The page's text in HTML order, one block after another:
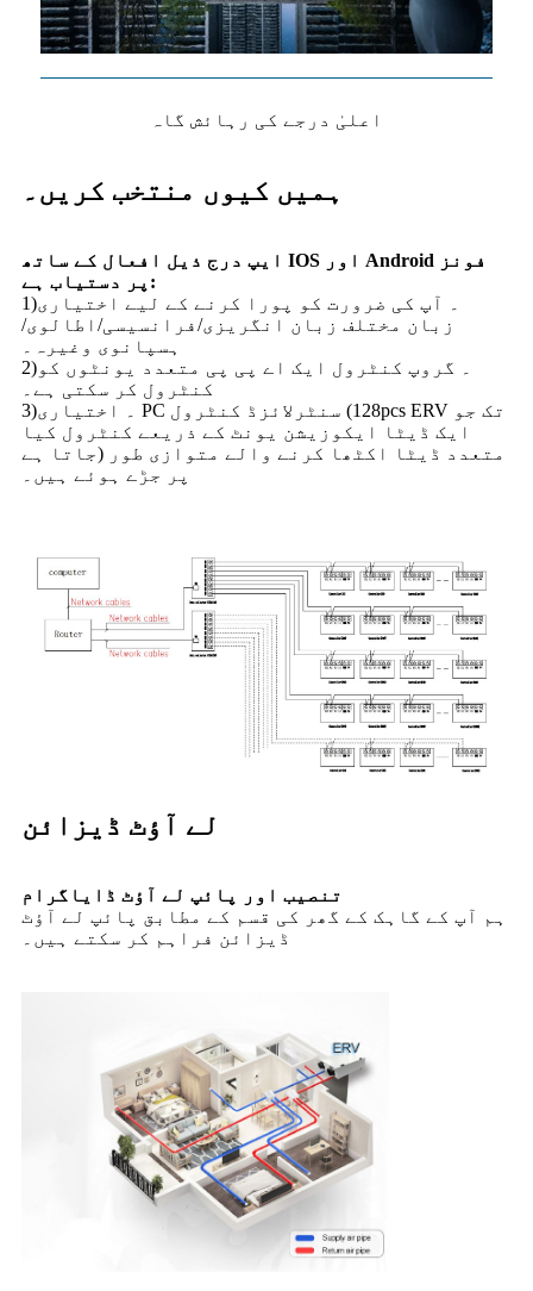
اعلیٰ درجے کی رہائش گاہ
ہمیں کیوں منتخب کریں۔
ایپ درج ذیل افعال کے ساتھ IOS اور Android فونز
پر دستیاب ہے:
1)۔ آپ کی ضرورت کو پورا کرنے کے لیے اختیاری
زبان مختلف زبان انگریزی/فرانسیسی/اطالوی/
ہسپانوی وغیرہ۔
2)۔ گروپ کنٹرول ایک اے پی پی متعدد یونٹوں کو
کنٹرول کر سکتی ہے۔
3)۔ اختیاری PC سنٹرلائزڈ کنٹرول (128pcs ERV تک جو
ایک ڈیٹا ایکوزیشن یونٹ کے ذریعے کنٹرول کیا
جاتا ہے) متعدد ڈیٹا اکٹھا کرنے والے متوازی طور
پر جڑے ہوئے ہیں۔
لے آؤٹ ڈیزائن
تنصیب اور پائپ لے آؤٹ ڈایاگرام
ہم آپ کے گاہک کے گھر کی قسم کے مطابق پائپ لے آؤٹ
ڈیزائن فراہم کر سکتے ہیں۔